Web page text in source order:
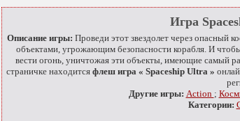
Игра
Описание игры: Проведи этот звездолет через опасный
объектами, угрожающим безопасности корабля. И
вести огонь, уничтожая эти объекты, имеющие самый
страничке находится флеш игра « Spaceship Ultra »
Другие игры: Action ;
Категории: